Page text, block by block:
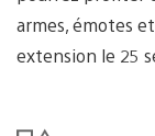
armes, émotes
extension le 25